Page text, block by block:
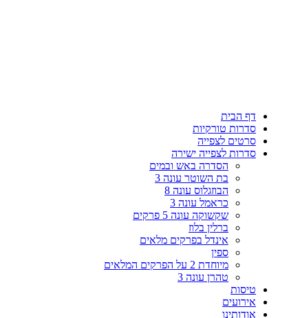
דף הבית
סדרות טורקיות
סרטים לצפייה
סדרות לצפייה ישירה
הסדרה באש ובמים
בת השוטר עונה 3
הבוזגלוס עונה 8
כראמל עונה 3
שקשוקה עונה 5 פרקים
ברלין בלוז
אינדל בפרקים מלאים
ספין
מיוחדת 2 על הפרקים המלאים
טהרן עונה 3
טיסות
אירועים
אודותינו